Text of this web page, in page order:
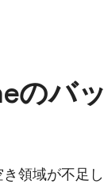
のバ
領域が不足